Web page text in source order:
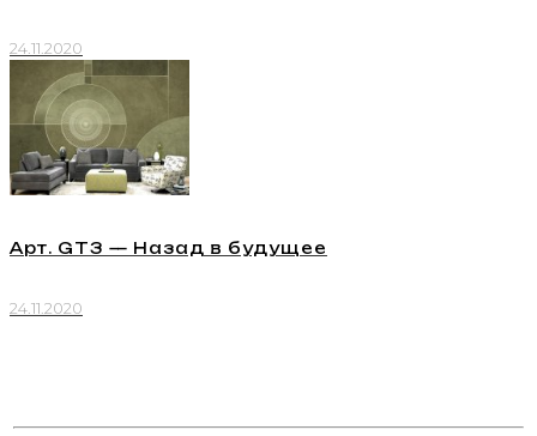
24.11.2020
Арт. GT3 — Назад в будущее
24.11.2020